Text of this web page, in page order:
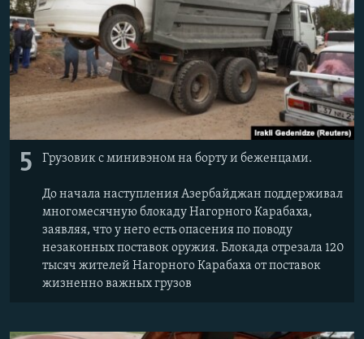
5 Грузовик с минивэном на борту и беженцами.
До начала наступления Азербайджан поддерживал
многомесячную блокаду Нагорного Карабаха,
заявляя, что у него есть опасения по поводу
незаконных поставок оружия. Блокада отрезала 120
тысяч жителей Нагорного Карабаха от поставок
жизненно важных грузов